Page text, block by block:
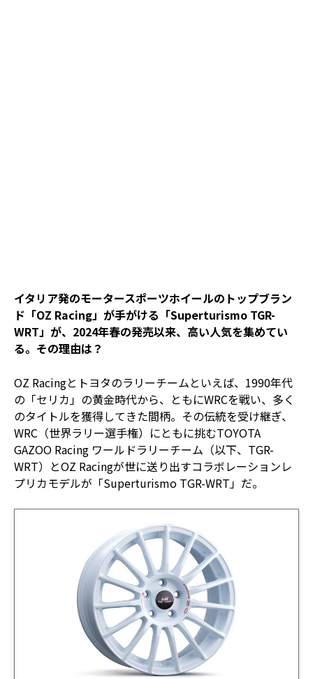
イタリア発のモータースポーツホイールのトップブラン
ド「OZ Racing」が手がける「Superturismo TGR-
WRT」が、2024年春の発売以来、高い人気を集めてい
る。その理由は？
OZ Racingとトヨタのラリーチームといえば、1990年代
の「セリカ」の黄金時代から、ともにWRCを戦い、多く
のタイトルを獲得してきた間柄。その伝統を受け継ぎ、
WRC（世界ラリー選手権）にともに挑むTOYOTA
GAZOO Racing ワールドラリーチーム（以下、TGR-
WRT）とOZ Racingが世に送り出すコラボレーションレ
プリカモデルが「Superturismo TGR-WRT」だ。